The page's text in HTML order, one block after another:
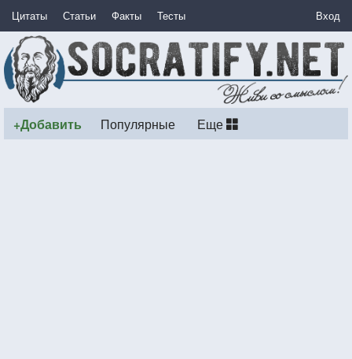
Цитаты Статьи Факты Тесты Вход
+Добавить Популярные Еще